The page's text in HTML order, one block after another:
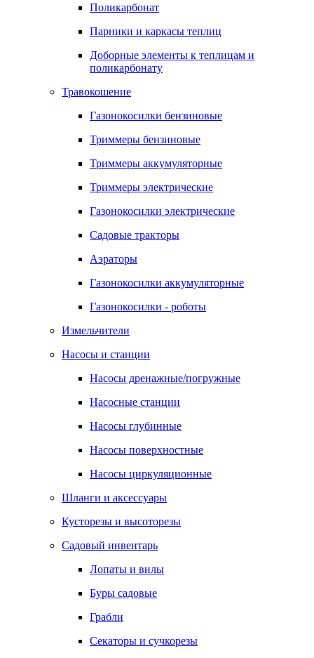
Поликарбонат
Парники и каркасы теплиц
Доборные элементы к теплицам и
поликарбонату
Травокошение
Газонокосилки бензиновые
Триммеры бензиновые
Триммеры аккумуляторные
Триммеры электрические
Газонокосилки электрические
Садовые тракторы
Аэраторы
Газонокосилки аккумуляторные
Газонокосилки - роботы
Измельчители
Насосы и станции
Насосы дренажные/погружные
Насосные станции
Насосы глубинные
Насосы поверхностные
Насосы циркуляционные
Шланги и аксессуары
Кусторезы и высоторезы
Садовый инвентарь
Лопаты и вилы
Буры садовые
Грабли
Секаторы и сучкорезы